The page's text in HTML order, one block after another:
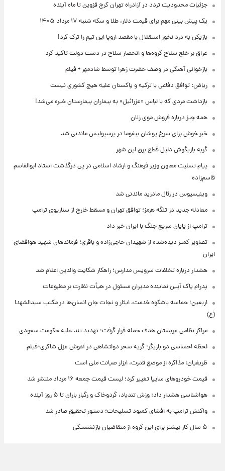
جزئیات محدودیت تردد در آزادراه تهران کرج قزوین تا ماه آینده
یک پیش ‌بینی مهم برای قیمت دلار، طلا و سکه شنبه ۱۷ مرداد ۱۴۰۵
بازیکن به درد نخور استقلال با مقصد اروپا این تیم را ترک کرد!
عراق بر خلع سلاح گروه‌ها و انحصار سلاح در دست دولت تاکید کرد
بازخوانی آهنگی در وصف حضرت زهرا توسط شادمهر + فیلم
ریاض: توافق دفاعی با ترکیه و پاکستان علیه هیچ کشوری نیست
بازداشت مردی که با لباس «عزرائیل» به بیماران بیمارستان خیره می‌شد!
همه چیز درباره فروش موی زنان
خبر خوش برای سرخ پوشان بیفوما در پرسپولیس ماندنی شد
گربه بازیگوش دلیل قطع برق این شهر
پیام تسلیت معاون وزیر فرهنگ و ارشاد اسلامی در پی درگذشت استاد ابوالقاسم
قاسم‌زاده
وینیسیوس در رئال مادرید ماندنی شد
معادله جدید در تنگه هرمز؛ توافق تهران و مسقط خارج از سناریوی ترامپ
ترامپ از پایان سریع جنگ با ایران خبر داد
تصاویر کمتر دیده‌شده از شهیدان حاجی‌زاده و باقری؛ فرماندهان شهید هوافضای
ایران
هشدار درباره تخلفات سرویس مدارس؛ راهکار شکایت والدین اعلام شد
پدرام پاک آیین نماینده مدیران مسئول در هیأت نظارت بر مطبوعات
اربعین؛ حماسه باشکوه خدمت، ایثار و نجات جان انسان‌ها در مکتب سیدالشهدا
(ع)
مراکز نظامی عربستان هدف حمله قرار گرفت؛ تهدید تند علیه حکومت سعودی
لحظه احساسی دو بازیگر؛ گریه سحر دولتشاهی در آغوش غزل شاکری+فیلم
ظریفیان: مذاکره از موضع قدرت، ابزار صیانت ملی است
قیمت خودروهای سایپا تغییر کرد؛ لیست قیمت جمعه ۱۶ مرداد منتشر شد
هواشناسی هشدار داد: وزش تندباد، گردوخاک و رگبار باران تا ۵ روز آینده
واکنش ترامپ به افشای کمبود تسلیحات؛ دستور تحقیق صادر شد
۵ سال کار بیشتر برای این گروه از متقاضیان بازنشستگی